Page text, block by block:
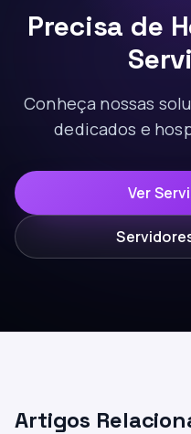
Precisa de
Conheça nossas
dedicados e
Ver
Artigos